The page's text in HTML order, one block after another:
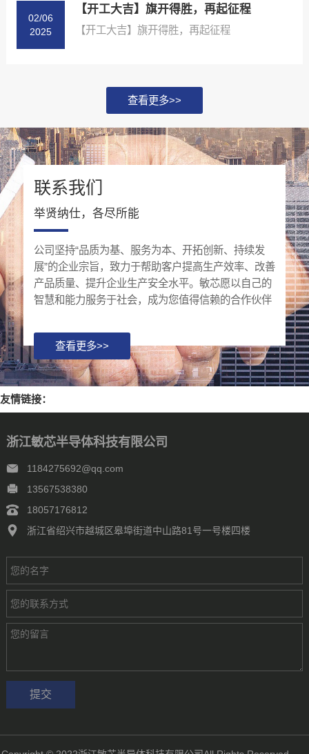
02/06
2025
【开工大吉】旗开得胜，再起征程
【开工大吉】旗开得胜，再起征程
查看更多>>
联系我们
举贤纳仕，各尽所能
公司坚持“品质为基、服务为本、开拓创新、持续发
展”的企业宗旨，致力于帮助客户提高生产效率、改善
产品质量、提升企业生产安全水平。敏芯愿以自己的
智慧和能力服务于社会，成为您值得信赖的合作伙伴
查看更多>>
友情链接：
浙江敏芯半导体科技有限公司
1184275692@qq.com
13567538380
18057176812
浙江省绍兴市越城区皋埠街道中山路81号一号楼四楼